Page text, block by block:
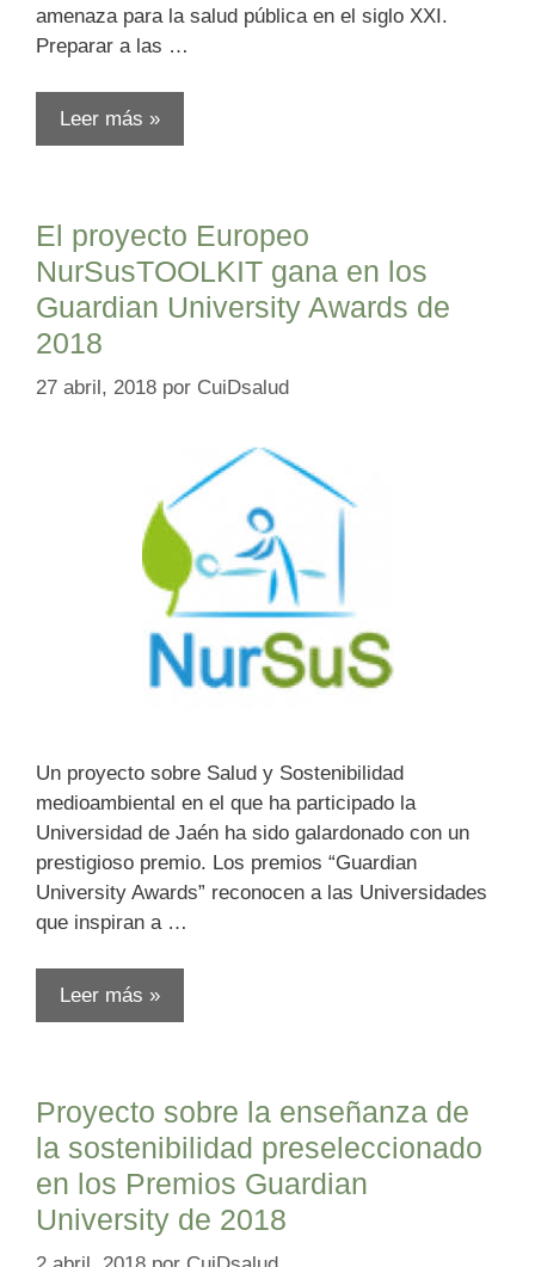
amenaza para la salud pública en el siglo XXI.
Preparar a las …
Leer más »
El proyecto Europeo
NurSusTOOLKIT gana en los
Guardian University Awards de
2018
27 abril, 2018 por CuiDsalud
Un proyecto sobre Salud y Sostenibilidad
medioambiental en el que ha participado la
Universidad de Jaén ha sido galardonado con un
prestigioso premio. Los premios “Guardian
University Awards” reconocen a las Universidades
que inspiran a …
Leer más »
Proyecto sobre la enseñanza de
la sostenibilidad preseleccionado
en los Premios Guardian
University de 2018